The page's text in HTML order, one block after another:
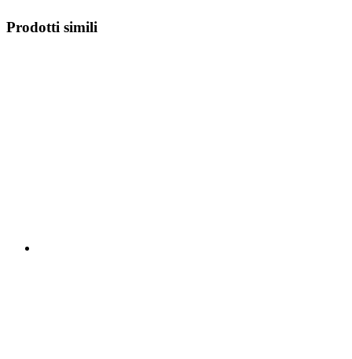
Prodotti simili